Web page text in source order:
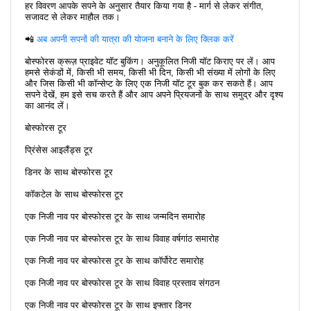
हर विवरण आपके सपने के अनुसार तैयार किया गया है - मार्ग से लेकर संगीत,
सजावट से लेकर माहौल तक।
📲 अब अपनी सपनों की यात्रा की योजना बनाने के लिए क्लिक करें
बोस्फोरस क्रूज़ प्राइवेट यॉट बुकिंग। अनुकूलित निजी यॉट किराए पर लें। आप
हमसे सेकंडों में, किसी भी समय, किसी भी दिन, किसी भी संख्या में लोगों के लिए
और जिस किसी भी कॉन्सेप्ट के लिए एक निजी यॉट टूर बुक कर सकते हैं। आप
सपने देखें, हम इसे सच करते हैं और आप अपने प्रियजनों के साथ समुद्र और दृश्य
का आनंद लें।
बोस्फोरस टूर
प्रिंसेस आइलैंड्स टूर
डिनर के साथ बोस्फोरस टूर
कॉकटेल के साथ बोस्फोरस टूर
एक निजी नाव पर बोस्फोरस टूर के साथ जन्मदिन समारोह
एक निजी नाव पर बोस्फोरस टूर के साथ विवाह वर्षगांठ समारोह
एक निजी नाव पर बोस्फोरस टूर के साथ कॉर्पोरेट समारोह
एक निजी नाव पर बोस्फोरस टूर के साथ विवाह प्रस्ताव संगठन
एक निजी नाव पर बोस्फोरस टूर के साथ इफ्तार डिनर